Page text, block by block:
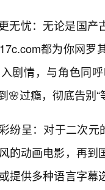
无忧：无论是国
都为你网罗
剧情，与角色同
🌸过瘾，彻底告别“
纷呈：对于二次
的动画电影，再
提供多种语言字